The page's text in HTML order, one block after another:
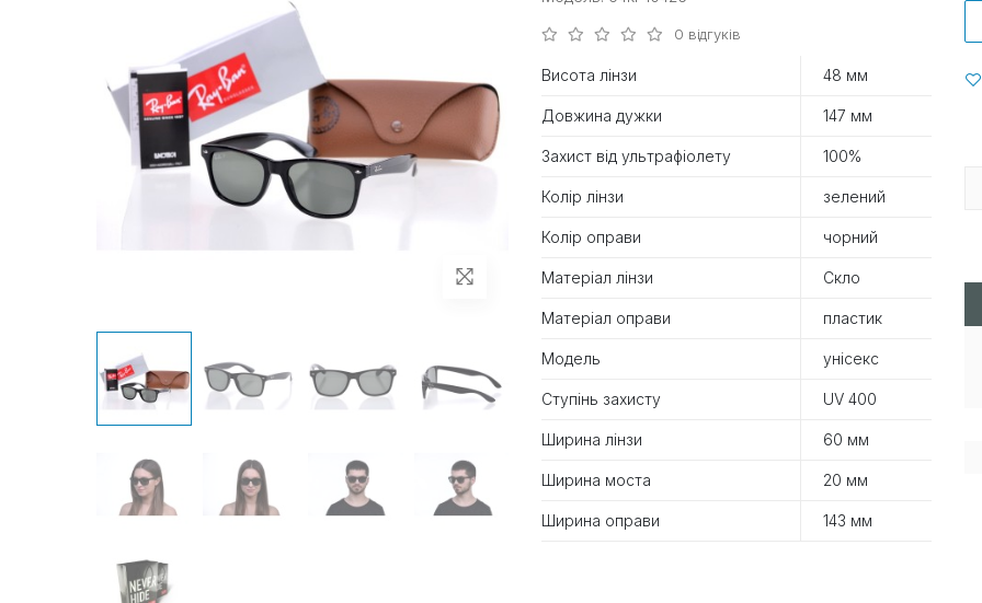
0 відгуків
Висота лінзи 48 мм
Довжина дужки 147 мм
Захист від ультрафіолету 100%
Колір лінзи зелений
Колір оправи чорний
Матеріал лінзи Скло
Матеріал оправи пластик
Модель унісекс
Ступінь захисту UV 400
Ширина лінзи 60 мм
Ширина моста 20 мм
Ширина оправи 143 мм